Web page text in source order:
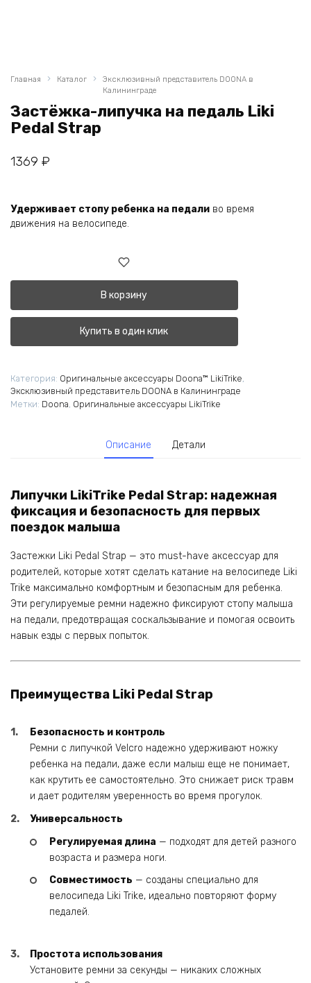
Главная Каталог
Эксклюзивный представитель DOONA в
Калининграде
Застёжка-липучка на педаль Liki
Pedal Strap
1369 ₽
Удерживает стопу ребенка на педали во время
движения на велосипеде.
В корзину
Купить в один клик
Категория: Оригинальные аксессуары Doona™ LikiTrike
Эксклюзивный представитель DOONA в Калининграде
Метки: Doona Оригинальные аксессуары LikiTrike
Описание Детали
Липучки LikiTrike Pedal Strap: надежная
фиксация и безопасность для первых
поездок малыша
Застежки Liki Pedal Strap — это must-have аксессуар для
родителей, которые хотят сделать катание на велосипеде Liki
Trike максимально комфортным и безопасным для ребенка.
Эти регулируемые ремни надежно фиксируют стопу малыша
на педали, предотвращая соскальзывание и помогая освоить
навык езды с первых попыток.
Преимущества Liki Pedal Strap
Безопасность и контроль
Ремни с липучкой Velcro надежно удерживают ножку
ребенка на педали, даже если малыш еще не понимает,
как крутить ее самостоятельно. Это снижает риск травм
и дает родителям уверенность во время прогулок.
Универсальность
Регулируемая длина — подходят для детей разного
возраста и размера ноги.
Совместимость — созданы специально для
велосипеда Liki Trike, идеально повторяют форму
педалей.
Простота использования
Установите ремни за секунды — никаких сложных